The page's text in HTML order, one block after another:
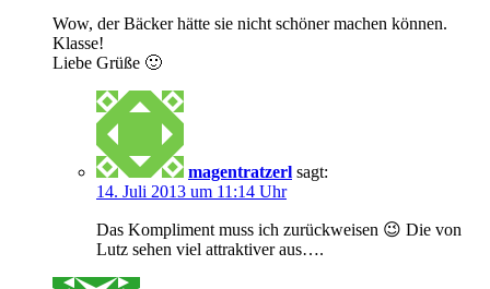
Wow, der Bäcker hätte sie nicht schöner machen können.
Klasse!
Liebe Grüße 🙂
magentratzerl sagt:
14. Juli 2013 um 11:14 Uhr
Das Kompliment muss ich zurückweisen 😉 Die von
Lutz sehen viel attraktiver aus….